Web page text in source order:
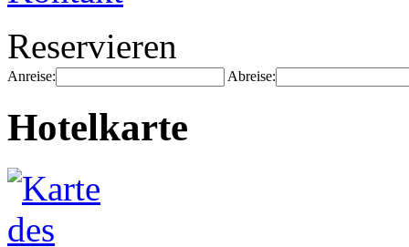
Reservieren
Anreise: Abreise:
Hotelkarte